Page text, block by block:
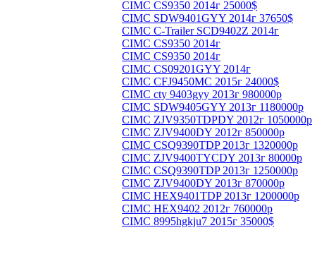
CIMC CS9350 2014г 25000$
CIMC SDW9401GYY 2014г 37650$
CIMC C-Trailer SCD9402Z 2014г
CIMC CS9350 2014г
CIMC CS9350 2014г
CIMC CS09201GYY 2014г
CIMC CFJ9450МС 2015г 24000$
CIMC cty 9403gyy 2013г 980000р
CIMC SDW9405GYY 2013г 1180000р
CIMC ZJV9350TDPDY 2012г 1050000р
CIMC ZJV9400DY 2012г 850000р
CIMC CSQ9390TDP 2013г 1320000р
CIMC ZJV9400TYCDY 2013г 80000р
CIMC CSQ9390TDP 2013г 1250000р
CIMC ZJV9400DY 2013г 870000р
CIMC HEX9401TDP 2013г 1200000р
CIMC HEX9402 2012г 760000р
CIMC 8995hgkju7 2015г 35000$